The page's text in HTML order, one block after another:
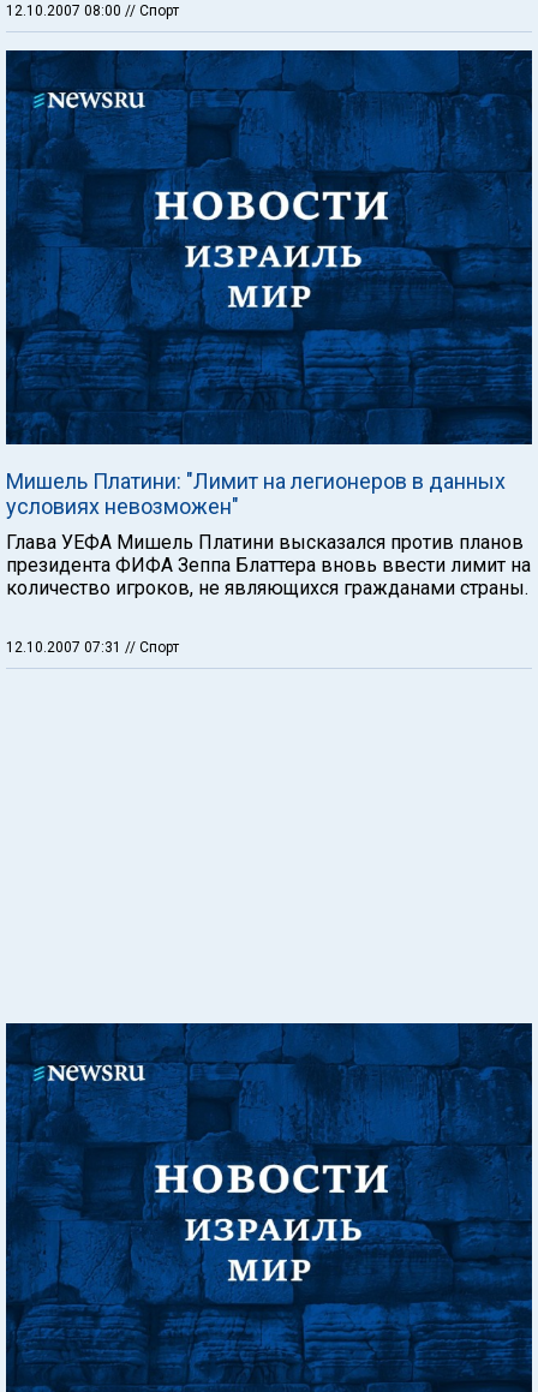
12.10.2007 08:00 // Спорт
Мишель Платини: "Лимит на легионеров в данных
условиях невозможен"
Глава УЕФА Мишель Платини высказался против планов
президента ФИФА Зеппа Блаттера вновь ввести лимит на
количество игроков, не являющихся гражданами страны.
12.10.2007 07:31 // Спорт